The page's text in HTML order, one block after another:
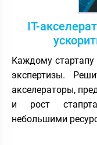
IT-
Каждому стартапу
экспертизы.
акселераторы,
и рост
небольшими